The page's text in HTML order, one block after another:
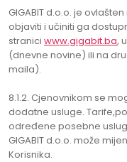
GIGABIT d.o.o. je
objaviti i učiniti ga
stranici www.gigabit.ba,
(dnevne novine) ili na
maila).
8.1.2. Cjenovnikom se
dodatne usluge.
određene posebne
GIGABIT d.o.o. može
Korisnika.